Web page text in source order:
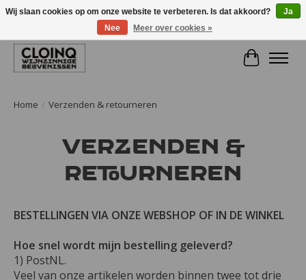
Large selection of products and fast shipping!
Home / Verzenden & retourneren
Verzenden &
retourneren
BESTELLINGEN VIA ONZE WEBSHOP OF IN DE WINKEL
Hoe snel wordt mijn bestelling geleverd?
1) PostNL.
Veel van onze artikelen worden binnen twee tot drie
Wij slaan cookies op om onze website te verbeteren. Is dat akkoord?
Ja
Nee
Meer over cookies »